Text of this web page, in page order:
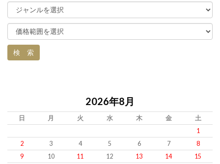
2026年8月
日 月 火 水 木 金
土
1
2
3 4 5 6 7
8
9
10 11 12 13 14
15